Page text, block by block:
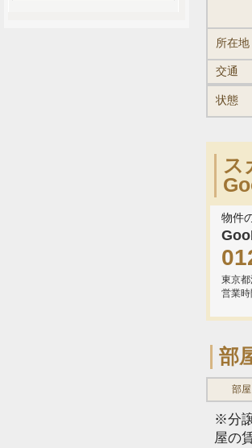
所在地
交通
状態
ス
物件
東京
営業
部
部屋
※分
屋の